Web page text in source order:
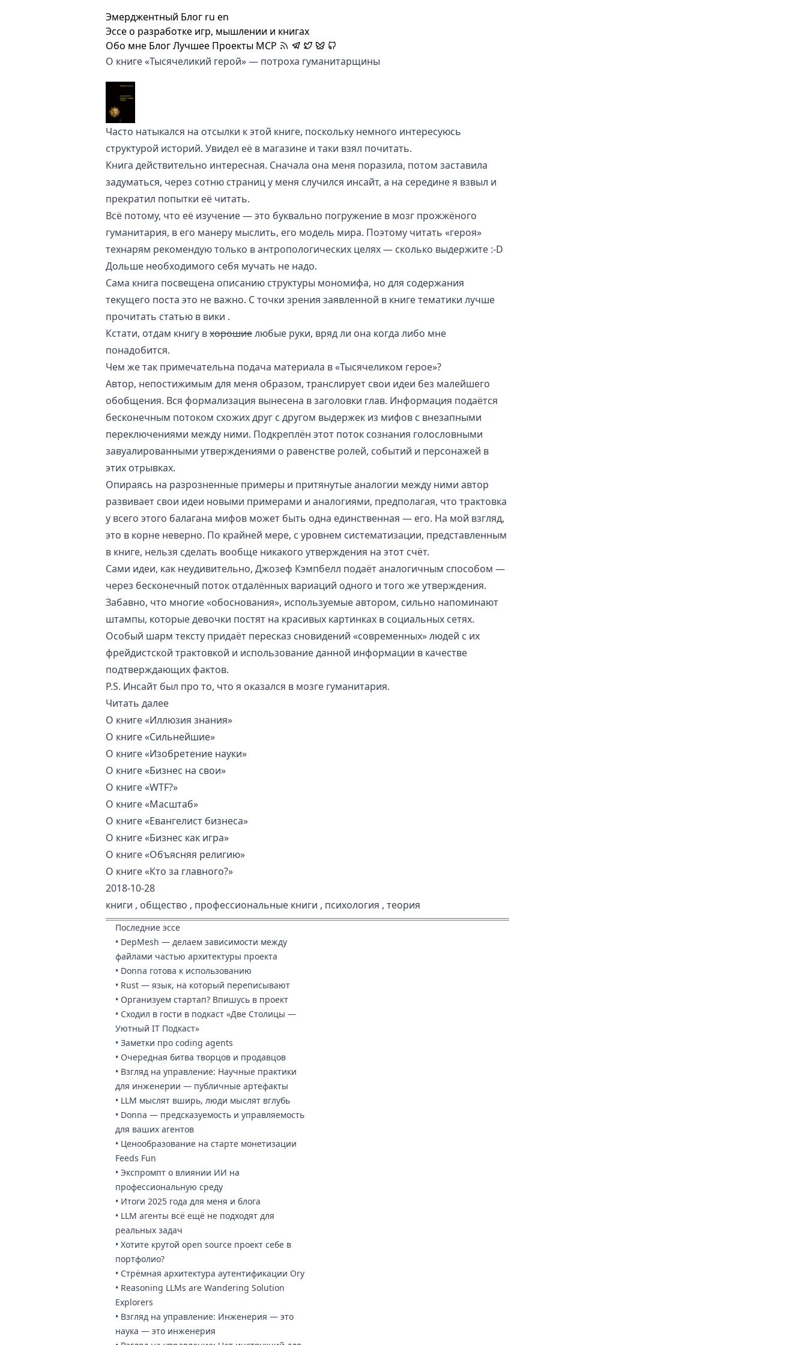
Эмерджентный Блог ru en
Эссе о разработке игр, мышлении и книгах
Обо мне БлогЛучшее Проекты MCP
О книге «Тысячеликий герой» — потроха гуманитарщины
Часто натыкался на отсылки к этой книге, поскольку немного интересуюсь
структурой историй. Увидел её в магазине и таки взял почитать.
Книга действительно интересная. Сначала она меня поразила, потом заставила
задуматься, через сотню страниц у меня случился инсайт, а на середине я взвыл и
прекратил попытки её читать.
Всё потому, что её изучение — это буквально погружение в мозг прожжёного
гуманитария, в его манеру мыслить, его модель мира. Поэтому читать «героя»
технарям рекомендую только в антропологических целях — сколько выдержите :-D
Дольше необходимого себя мучать не надо.
Сама книга посвещена описанию структуры мономифа, но для содержания
текущего поста это не важно. С точки зрения заявленной в книге тематики лучше
прочитать статью в вики .
Кстати, отдам книгу вхорошиелюбые руки, вряд ли она когда либо мне
понадобится.
Чем же так примечательна подача материала в «Тысячеликом герое»?
Автор, непостижимым для меня образом, транслирует свои идеи без малейшего
обобщения. Вся формализация вынесена в заголовки глав. Информация подаётся
бесконечным потоком схожих друг с другом выдержек из мифов с внезапными
переключениями между ними. Подкреплён этот поток сознания голословными
завуалированными утверждениями о равенстве ролей, событий и персонажей в
этих отрывках.
Опираясь на разрозненные примеры и притянутые аналогии между ними автор
развивает свои идеи новыми примерами и аналогиями, предполагая, что трактовка
у всего этого балагана мифов может быть одна единственная — его. На мой взгляд,
это в корне неверно. По крайней мере, с уровнем систематизации, представленным
в книге, нельзя сделать вообще никакого утверждения на этот счёт.
Сами идеи, как неудивительно, Джозеф Кэмпбелл подаёт аналогичным способом —
через бесконечный поток отдалённых вариаций одного и того же утверждения.
Забавно, что многие «обоснования», используемые автором, сильно напоминают
штампы, которые девочки постят на красивых картинках в социальных сетях.
Особый шарм тексту придаёт пересказ сновидений «современных» людей с их
фрейдистской трактовкой и использование данной информации в качестве
подтверждающих фактов.
P.S. Инсайт был про то, что я оказался в мозге гуманитария.
Читать далее
О книге «Иллюзия знания»
О книге «Сильнейшие»
О книге «Изобретение науки»
О книге «Бизнес на свои»
О книге «WTF?»
О книге «Масштаб»
О книге «Евангелист бизнеса»
О книге «Бизнес как игра»
О книге «Объясняя религию»
О книге «Кто за главного?»
2018-10-28
книги , общество , профессиональные книги , психология , теория
Последние эссе
• DepMesh — делаем зависимости между
файлами частью архитектуры проекта
• Donna готова к использованию
• Rust — язык, на который переписывают
• Организуем стартап? Впишусь в проект
• Сходил в гости в подкаст «Две Столицы —
Уютный IT Подкаст»
• Заметки про coding agents
• Очередная битва творцов и продавцов
• Взгляд на управление: Научные практики
для инженерии — публичные артефакты
• LLM мыслят вширь, люди мыслят вглубь
• Donna — предсказуемость и управляемость
для ваших агентов
• Ценообразование на старте монетизации
Feeds Fun
• Экспромпт о влиянии ИИ на
профессиональную среду
• Итоги 2025 года для меня и блога
• LLM агенты всё ещё не подходят для
реальных задач
• Хотите крутой open source проект себе в
портфолио?
• Стрёмная архитектура аутентификации Ory
• Reasoning LLMs are Wandering Solution
Explorers
• Взгляд на управление: Инженерия — это
наука — это инженерия